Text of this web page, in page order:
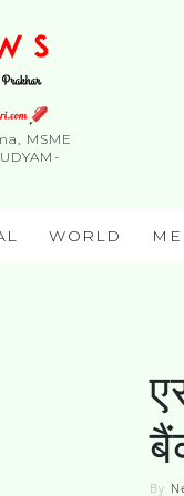
MSME
WORLD
By